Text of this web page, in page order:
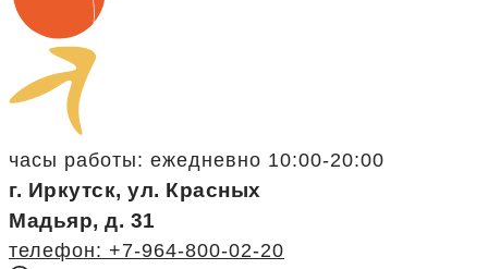
часы работы: ежедневно 10:00-20:00
г. Иркутск, ул. Красных
Мадьяр, д. 31
телефон: +7-964-800-02-20